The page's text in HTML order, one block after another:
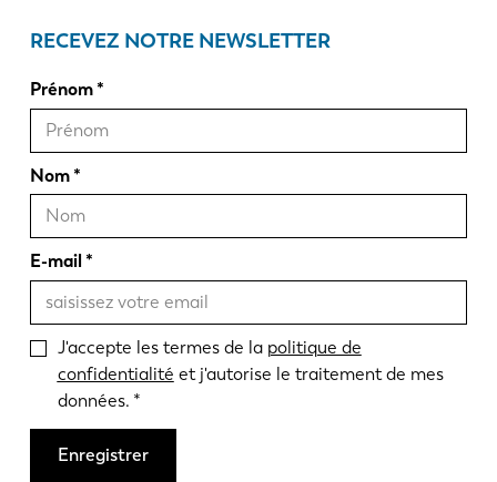
RECEVEZ NOTRE NEWSLETTER
Prénom
Nom
E-mail
J'accepte les termes de la politique de
confidentialité et j'autorise le traitement de mes
données.
Enregistrer